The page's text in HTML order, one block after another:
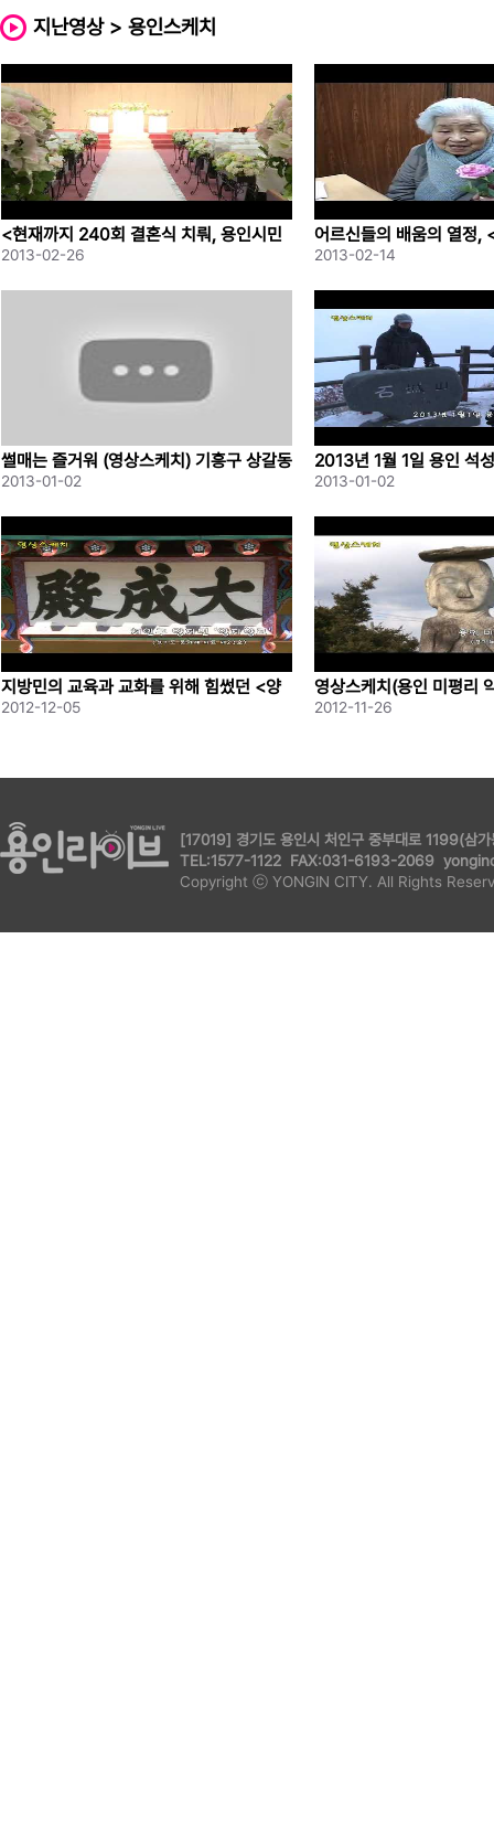
지난영상 > 용인스케치
<현재까지 240회 결혼식 치뤄, 용인시민
예식장> 영상스케치
2013-02-26
어르신들의 배움의 열정,
해학교 졸업반> 영상이야
2013-02-14
썰매는 즐거워 (영상스케치) 기흥구 상갈동
무료썰매장
2013-01-02
2013년 1월 1일 용인 석
2013-01-02
지방민의 교육과 교화를 위해 힘썼던 <양
지향교>
2012-12-05
영상스케치(용인 미평리
2012-11-26
[17019] 경기도 용인시 처인구 중부대로 1199(삼
TEL:1577-1122 FAX:031-6193-2069
Copyright ⓒ YONGIN CITY. All Rights